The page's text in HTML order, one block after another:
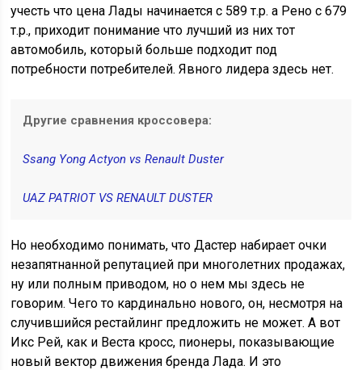
учесть что цена Лады начинается с 589 т.р. а Рено с 679
т.р., приходит понимание что лучший из них тот
автомобиль, который больше подходит под
потребности потребителей. Явного лидера здесь нет.
Другие сравнения кроссовера:
Ssang Yong Actyon vs Renault Duster
UAZ PATRIOT VS RENAULT DUSTER
Но необходимо понимать, что Дастер набирает очки
незапятнанной репутацией при многолетних продажах,
ну или полным приводом, но о нем мы здесь не
говорим. Чего то кардинально нового, он, несмотря на
случившийся рестайлинг предложить не может. А вот
Икс Рей, как и Веста кросс, пионеры, показывающие
новый вектор движения бренда Лада. И это